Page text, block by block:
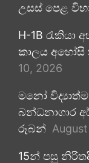
උසස් පෙළ
H-1B රැකියා
කාලය අහෝසි
10, 2026
මනෝ
බන්ධනාගාර
රූබන්
15න් පසු